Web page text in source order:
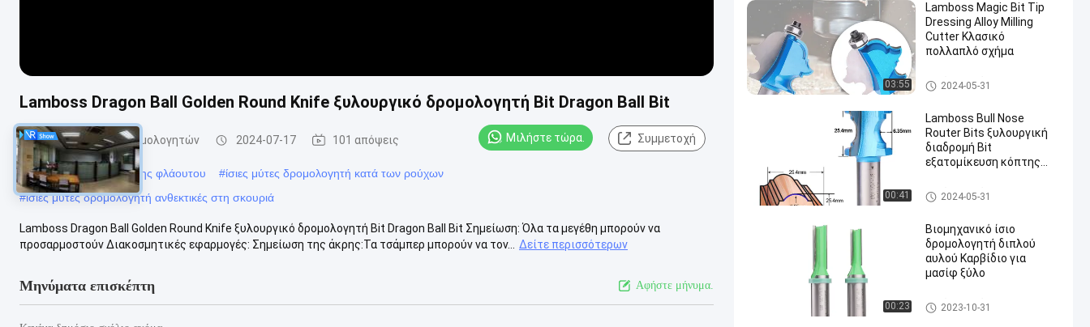
Lamboss Dragon Ball Golden Round Knife ξυλουργικό δρομολογητή Bit Dragon Ball Bit
ευθέα κομμάτια δρομολογητών 2024-07-17 101 απόψεις Μιλήστε τώρα. Συμμετοχή
#Ξυλουργική ίσιος κόφτης φλάουτου #ίσιες μύτες δρομολογητή κατά των ρούχων
#ίσιες μύτες δρομολογητή ανθεκτικές στη σκουριά
Lamboss Dragon Ball Golden Round Knife ξυλουργικό δρομολογητή Bit Dragon Ball Bit Σημείωση: Όλα τα μεγέθη μπορούν να
προσαρμοστούν Διακοσμητικές εφαρμογές: Σημείωση της άκρης:Τα τσάμπερ μπορούν να τον...
Δείτε περισσότερων
Μηνύματα επισκέπτη Αφήστε μήνυμα.
03:55
Lamboss Magic Bit Tip
Dressing Alloy Milling
Cutter Κλασικό
πολλαπλό σχήμα
ευθέα κομμάτια δρομολογητ
ών
2024-05-31
00:41
Lamboss Bull Nose
Router Bits ξυλουργική
διαδρομή Bit
εξατομίκευση κόπτης
ευθέα κομμάτια δρομολογητ
ών
2024-05-31
00:23
Βιομηχανικό ίσιο
δρομολογητή διπλού
αυλού Καρβίδιο για
μασίφ ξύλο
ευθέα κομμάτια δρομολογητ
ών
2023-10-31